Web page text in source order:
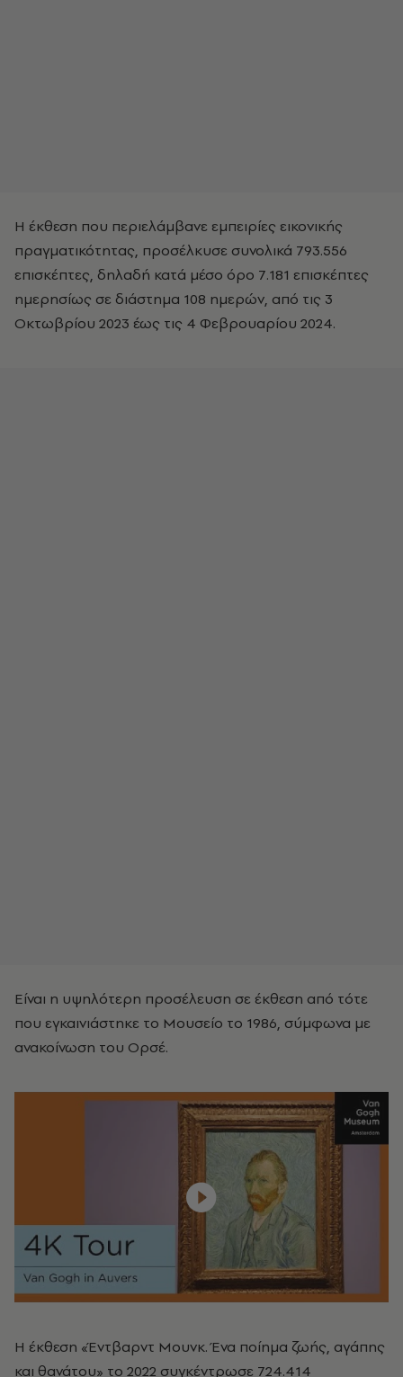
Η έκθεση που περιελάμβανε εμπειρίες εικονικής
πραγματικότητας, προσέλκυσε συνολικά 793.556
επισκέπτες, δηλαδή κατά μέσο όρο 7.181 επισκέπτες
ημερησίως σε διάστημα 108 ημερών, από τις 3
Οκτωβρίου 2023 έως τις 4 Φεβρουαρίου 2024.
Είναι η υψηλότερη προσέλευση σε έκθεση από τότε
που εγκαινιάστηκε το Μουσείο το 1986, σύμφωνα με
ανακοίνωση του Ορσέ.
Η έκθεση «Έντβαρντ Μουνκ. Ένα ποίημα ζωής, αγάπης
και θανάτου» το 2022 συγκέντρωσε 724.414